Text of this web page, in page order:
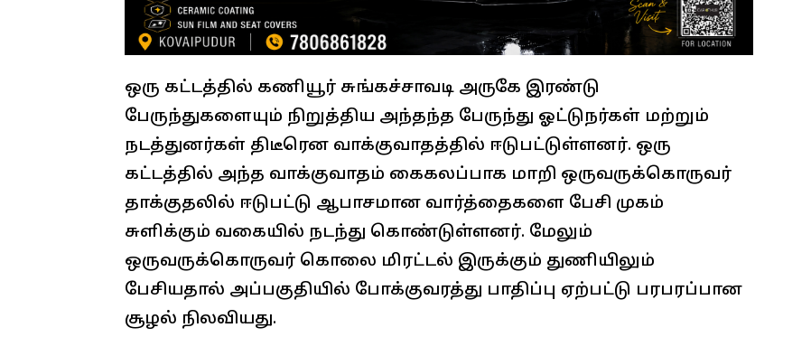
ஒரு கட்டத்தில் கணியூர் சுங்கச்சாவடி அருகே இரண்டு
பேருந்துகளையும் நிறுத்திய அந்தந்த பேருந்து ஓட்டுநர்கள் மற்றும்
நடத்துனர்கள் திடீரென வாக்குவாதத்தில் ஈடுபட்டுள்ளனர். ஒரு
கட்டத்தில் அந்த வாக்குவாதம் கைகலப்பாக மாறி ஒருவருக்கொருவர்
தாக்குதலில் ஈடுபட்டு ஆபாசமான வார்த்தைகளை பேசி முகம்
சுளிக்கும் வகையில் நடந்து கொண்டுள்ளனர். மேலும்
ஒருவருக்கொருவர் கொலை மிரட்டல் இருக்கும் துணியிலும்
பேசியதால் அப்பகுதியில் போக்குவரத்து பாதிப்பு ஏற்பட்டு பரபரப்பான
சூழல் நிலவியது.